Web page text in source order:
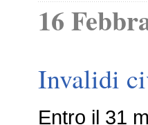
16
Invalidi
Entro il 31